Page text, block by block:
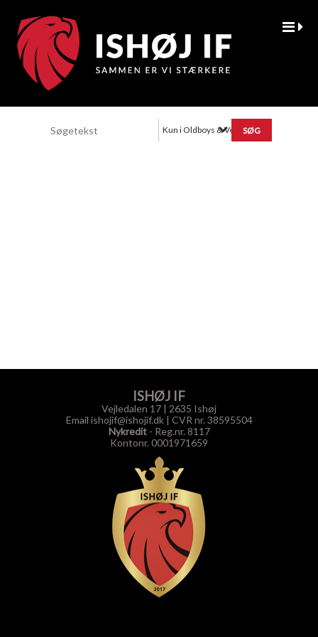
Kun i Oldboys & Veteraner
ISHØJ IF
Vejledalen 17 | 2635 Ishøj
Email ishojif@ishojif.dk | CVR nr. 38595504
Nykredit- Reg.nr. 8117
Kontonr. 0001971659